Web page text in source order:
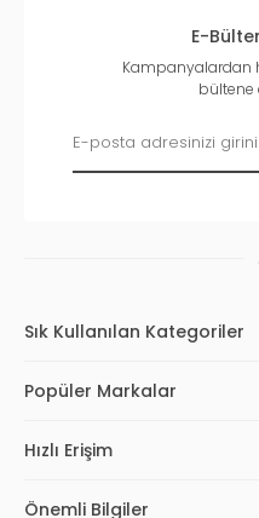
E-
Kampanyalardan
bültene
Sık Kullanılan Kategoriler
Popüler Markalar
Hızlı Erişim
Önemli Bilgiler